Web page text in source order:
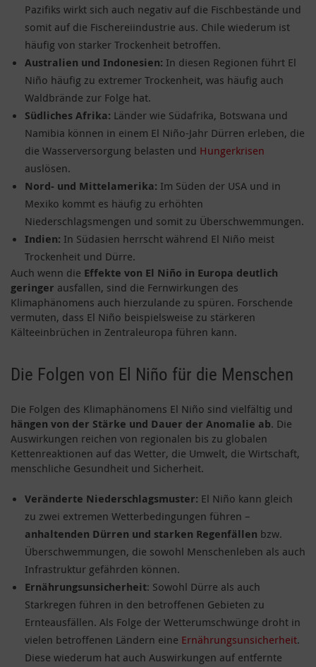
Pazifiks wirkt sich auch negativ auf die Fischbestände und
somit auf die Fischereiindustrie aus. Chile wiederum ist
häufig von starker Trockenheit betroffen.
Australien und Indonesien: In diesen Regionen führt El
Niño häufig zu extremer Trockenheit, was häufig auch
Waldbrände zur Folge hat.
Südliches Afrika: Länder wie Südafrika, Botswana und
Namibia können in einem El Niño-Jahr Dürren erleben, die
die Wasserversorgung belasten und Hungerkrisen
auslösen.
Nord- und Mittelamerika: Im Süden der USA und in
Mexiko kommt es häufig zu erhöhten
Niederschlagsmengen und somit zu Überschwemmungen.
Indien: In Südasien herrscht während El Niño meist
Trockenheit und Dürre.
Auch wenn die Effekte von El Niño in Europa deutlich
geringer ausfallen, sind die Fernwirkungen des
Klimaphänomens auch hierzulande zu spüren. Forschende
vermuten, dass El Niño beispielsweise zu stärkeren
Kälteeinbrüchen in Zentraleuropa führen kann.
Die Folgen von El Niño für die Menschen
Die Folgen des Klimaphänomens El Niño sind vielfältig und
hängen von der Stärke und Dauer der Anomalie ab. Die
Auswirkungen reichen von regionalen bis zu globalen
Kettenreaktionen auf das Wetter, die Umwelt, die Wirtschaft,
menschliche Gesundheit und Sicherheit.
Veränderte Niederschlagsmuster: El Niño kann gleich
zu zwei extremen Wetterbedingungen führen –
anhaltenden Dürren und starken Regenfällen bzw.
Überschwemmungen, die sowohl Menschenleben als auch
Infrastruktur gefährden können.
Ernährungsunsicherheit: Sowohl Dürre als auch
Starkregen führen in den betroffenen Gebieten zu
Ernteausfällen. Als Folge der Wetterumschwünge droht in
vielen betroffenen Ländern eine Ernährungsunsicherheit.
Diese wiederum hat auch Auswirkungen auf entfernte